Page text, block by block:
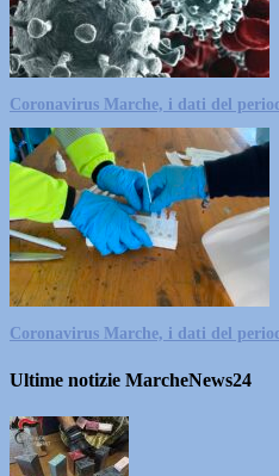
Coronavirus Marche, i dati del
Coronavirus Marche, i dati del
Ultime notizie MarcheNews24